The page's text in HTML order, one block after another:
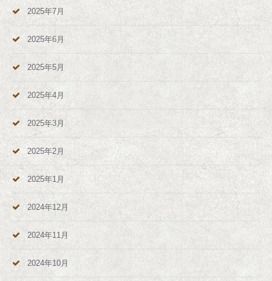
2025年7月
2025年6月
2025年5月
2025年4月
2025年3月
2025年2月
2025年1月
2024年12月
2024年11月
2024年10月